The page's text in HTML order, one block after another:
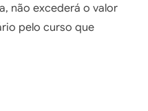
não excederá o valor
pelo curso que